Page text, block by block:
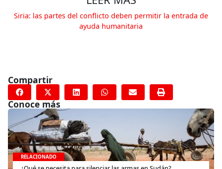
Siria: las partes del conflicto deben permitir la entrada de
ayuda humanitaria
Compartir
Conoce más
RELACIONADO